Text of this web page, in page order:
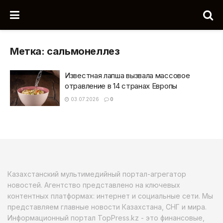
Метка: сальмонеллез
Известная лапша вызвала массовое
отравление в 14 странах Европы
03.07.2026 0
Казахстанский мультимедийный портал-агрегатор
новостей. Агентство представлено на ключевых
контентных платформах: интернет и социальные сети. Мы
представляем главные новости Казахстана, СНГ и мира.
Информационный портал TopPress.kz - это финансовые,